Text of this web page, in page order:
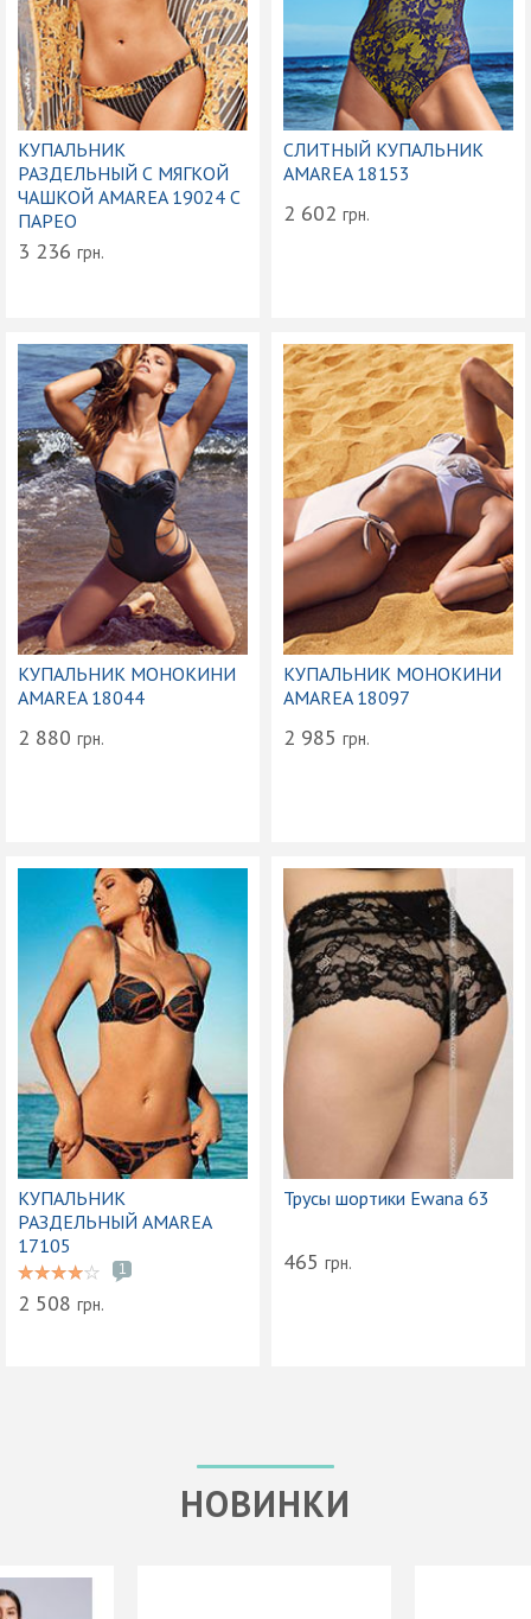
КУПАЛЬНИК
РАЗДЕЛЬНЫЙ С МЯГКОЙ
ЧАШКОЙ AMAREA 19024 С
ПАРЕО
3 236 грн.
СЛИТНЫЙ КУПАЛЬНИК
AMAREA 18153
2 602 грн.
КУПАЛЬНИК МОНОКИНИ
AMAREA 18044
2 880 грн.
КУПАЛЬНИК МОНОКИНИ
AMAREA 18097
2 985 грн.
КУПАЛЬНИК
РАЗДЕЛЬНЫЙ AMAREA
17105
1
2 508 грн.
Трусы шортики Ewana 63
465 грн.
НОВИНКИ